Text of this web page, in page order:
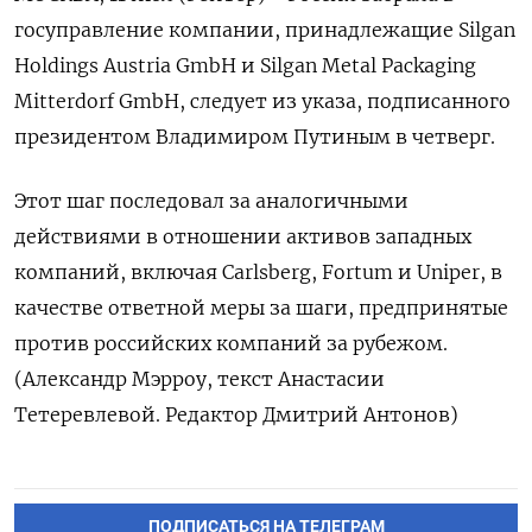
госуправление компании, принадлежащие Silgan
Holdings Austria GmbH и Silgan Metal Packaging
Mitterdorf GmbH, следует из указа, подписанного
президентом Владимиром Путиным в четверг.
Этот шаг последовал за аналогичными
действиями в отношении активов западных
компаний, включая Carlsberg, Fortum и Uniper, в
качестве ответной меры за шаги, предпринятые
против российских компаний за рубежом.
(Александр Мэрроу, текст Анастасии
Тетеревлевой. Редактор Дмитрий Антонов)
ПОДПИСАТЬСЯ НА ТЕЛЕГРАМ